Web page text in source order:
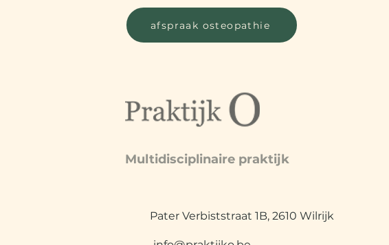
afspraak osteopathie
Multidisciplinaire praktijk
Pater Verbiststraat 1B, 2610 Wilrijk